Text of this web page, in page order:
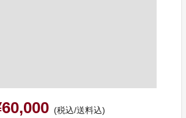
(税込/送料込)